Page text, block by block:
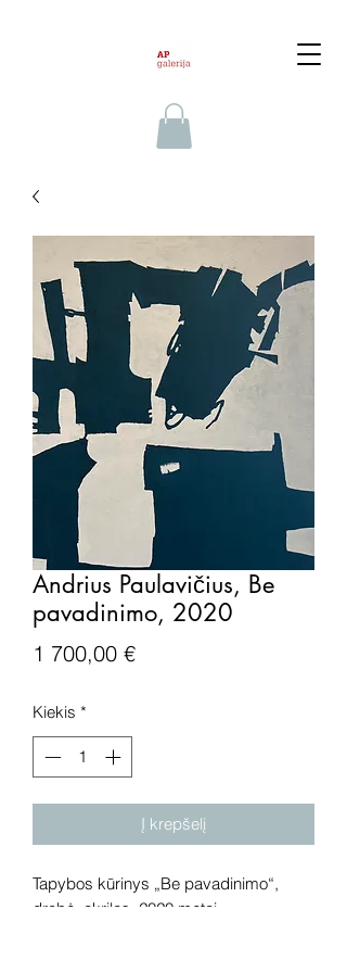
Andrius Paulavičius, Be
pavadinimo, 2020
1 700,00 €Price
Kiekis *
Į krepšelį
Tapybos kūrinys „Be pavadinimo“,
drobė, akrilas, 2020 metai.